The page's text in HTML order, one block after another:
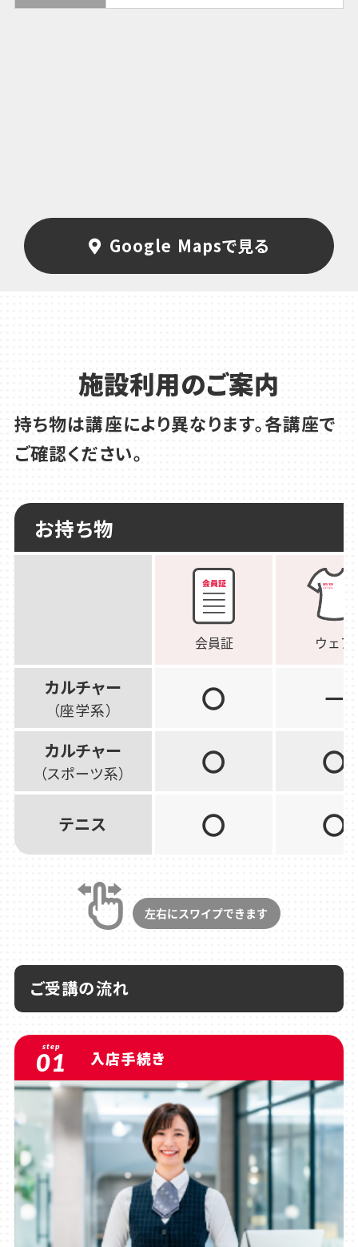
Google Mapsで見る
施設利用のご案内
持ち物は講座により異なります。各講座で
ご確認ください。
お持ち物
カルチャー
（座学系） 〇 －
カルチャー
（スポーツ系） 〇 〇
テニス 〇 〇
ご受講の流れ
step
01 入店手続き